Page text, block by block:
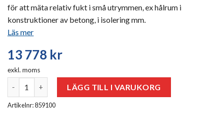
för att mäta relativ fukt i små utrymmen, ex hålrum i
konstruktioner av betong, i isolering mm.
Läs mer
13 778 kr
exkl. moms
HygroClip2 HC2-C05 mängdLÄGG TILL I VARUKORG
Artikelnr: 859100